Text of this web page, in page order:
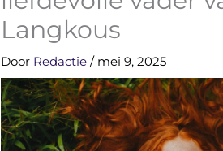
Langkous
Door Redactie/ mei 9, 2025